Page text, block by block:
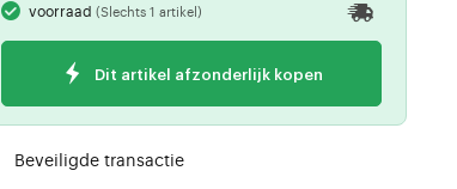
voorraad(Slechts 1 artikel)
Dit artikel afzonderlijk kopen
Beveiligde transactie